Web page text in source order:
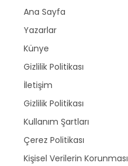
Ana Sayfa
Yazarlar
Künye
Gizlilik Politikası
İletişim
Gizlilik Politikası
Kullanım Şartları
Çerez Politikası
Kişisel Verilerin Korunması